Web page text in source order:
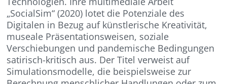
„SocialSim“ (2020) lotet die Potenziale des
Digitalen in Bezug auf künstlerische Kreativität,
museale Präsentationsweisen, soziale
Verschiebungen und pandemische Bedingungen
satirisch-kritisch aus. Der Titel verweist auf
Simulationsmodelle, die beispielsweise zur